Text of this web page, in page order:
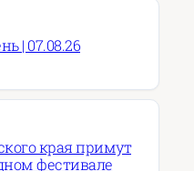
| 07.08.26
края примут
фестивале